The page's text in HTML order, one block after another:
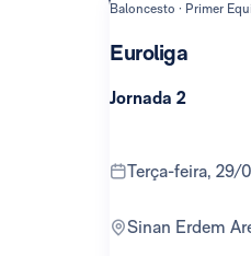
Baloncesto · Primer
Euroliga
Jornada 2
terça-feira, 29/
Sinan Erdem